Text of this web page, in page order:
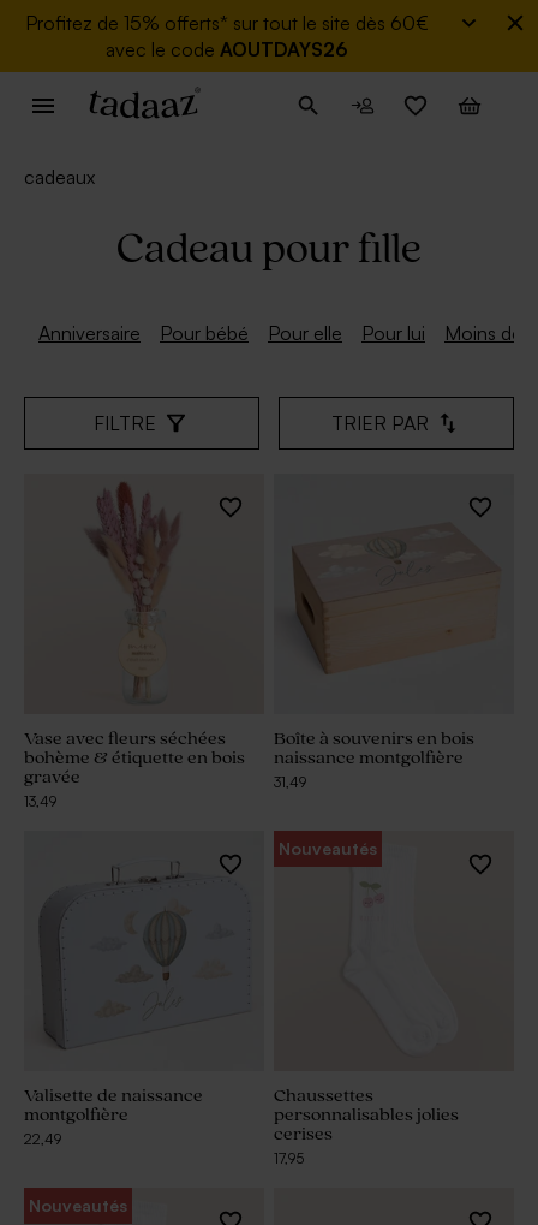
Profitez de 15% offerts* sur tout le site dès 60€
avec le code AOUTDAYS26
cadeaux
Cadeau pour fille
Anniversaire Pour bébé Pour elle Pour lui Moins de
FILTRE TRIER PAR
Vase avec fleurs séchées
bohème & étiquette en bois
gravée
13,49
Boîte à souvenirs en bois
naissance montgolfière
31,49
Valisette de naissance
montgolfière
22,49
Nouveautés
Chaussettes
personnalisables jolies
cerises
17,95
Nouveautés